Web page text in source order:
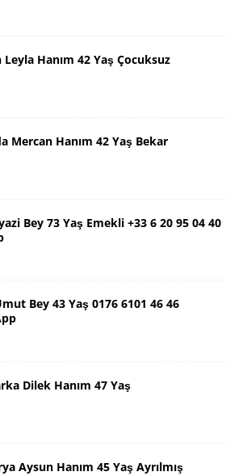
Leyla Hanım 42 Yaş Çocuksuz
Mercan Hanım 42 Yaş Bekar
Bey 73 Yaş Emekli +33 6 20 95 04 40
Bey 43 Yaş 0176 6101 46 46
Dilek Hanım 47 Yaş
Aysun Hanım 45 Yaş Ayrılmış